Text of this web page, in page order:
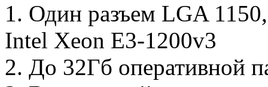
1. Один разъем LGA
Intel Xeon E3-1200v3
2. До 32Гб оперативной